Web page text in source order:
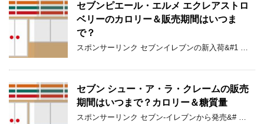
セブンピエール・エルメ エクレアストロ
ベリーのカロリー＆販売期間はいつま
で？
スポンサーリンク セブンイレブンの新入荷&#1 …
セブン シュー・ア・ラ・クレームの販売
期間はいつまで？カロリー＆糖質量
スポンサーリンク セブン-イレブンから発売&# …